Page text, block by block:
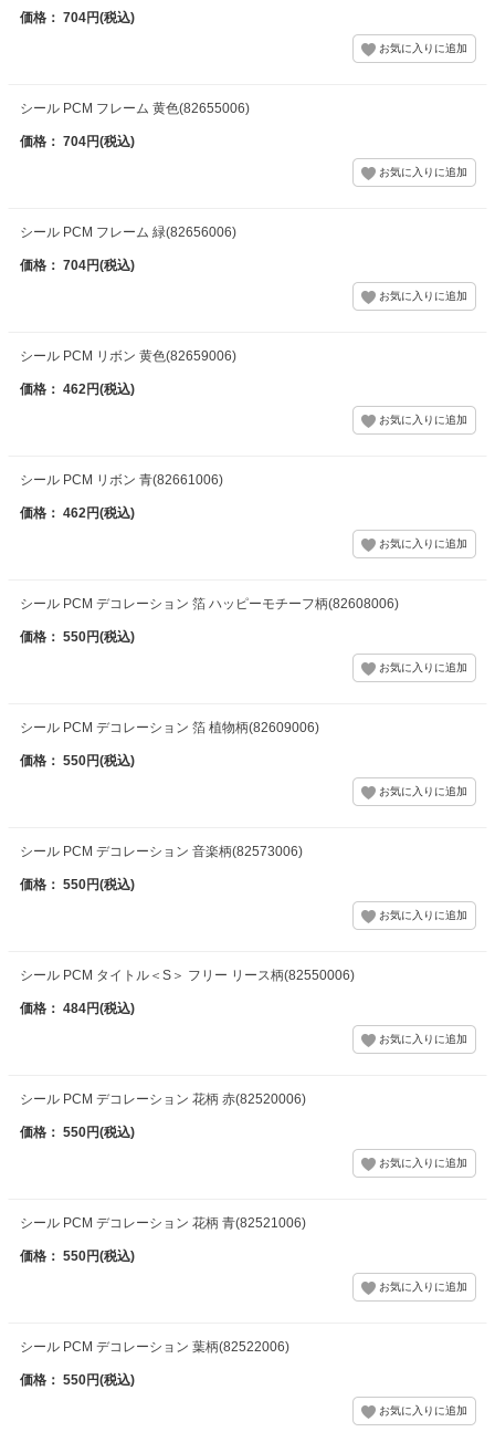
価格： 704円(税込)
シール PCM フレーム 黄色(82655006)
価格： 704円(税込)
シール PCM フレーム 緑(82656006)
価格： 704円(税込)
シール PCM リボン 黄色(82659006)
価格： 462円(税込)
シール PCM リボン 青(82661006)
価格： 462円(税込)
シール PCM デコレーション 箔 ハッピーモチーフ柄(82608006)
価格： 550円(税込)
シール PCM デコレーション 箔 植物柄(82609006)
価格： 550円(税込)
シール PCM デコレーション 音楽柄(82573006)
価格： 550円(税込)
シール PCM タイトル＜S＞ フリー リース柄(82550006)
価格： 484円(税込)
シール PCM デコレーション 花柄 赤(82520006)
価格： 550円(税込)
シール PCM デコレーション 花柄 青(82521006)
価格： 550円(税込)
シール PCM デコレーション 葉柄(82522006)
価格： 550円(税込)